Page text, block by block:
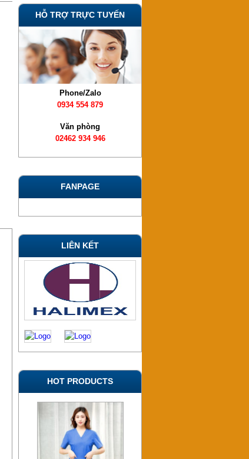
HỖ TRỢ TRỰC TUYẾN
Phone/Zalo
0934 554 879
Văn phòng
02462 934 946
FANPAGE
LIÊN KẾT
HOT PRODUCTS
YT123 – Đồng phục y tá –